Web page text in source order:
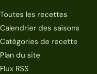
Toutes les recettes
Calendrier des saisons
Catégories de recette
Plan du site
Flux RSS